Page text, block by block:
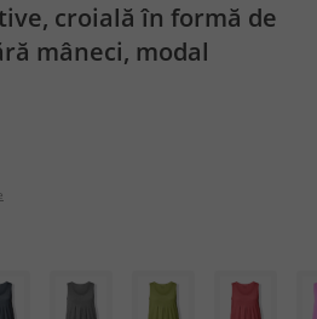
croială în formă de
mâneci, modal